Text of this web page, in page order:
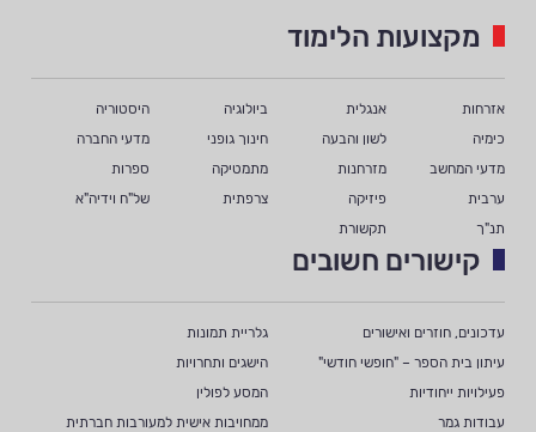
מקצועות הלימוד
אזרחות אנגלית ביולוגיה
היסטוריה
כימיה
לשון והבעה חינוך גופני
מדעי החברה
מדעי המחשב
מזרחנות מתמטיקה
ספרות
ערבית
פיזיקה צרפתית
של"ח וידיה"א
תנ"ך
תקשורת
קישורים חשובים
עדכונים, חוזרים ואישורים
גלריית תמונות
עיתון בית הספר – "חופשי חודשי"
הישגים ותחרויות
פעילויות ייחודיות
המסע לפולין
עבודות גמר
ממחויבות אישית למעורבות חברתית